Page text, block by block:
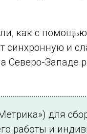
как с
синхронную и
Северо-Западе
для
работы и